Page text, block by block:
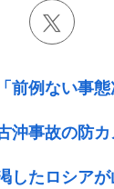
前例ない事
沖事故の防
したロシア